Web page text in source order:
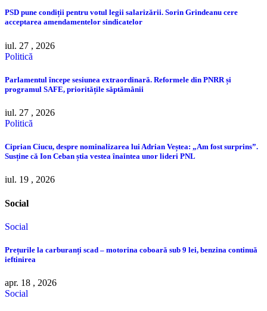
PSD pune condiții pentru votul legii salarizării. Sorin Grindeanu cere
acceptarea amendamentelor sindicatelor
iul. 27 , 2026
Politică
Parlamentul începe sesiunea extraordinară. Reformele din PNRR și
programul SAFE, prioritățile săptămânii
iul. 27 , 2026
Politică
Ciprian Ciucu, despre nominalizarea lui Adrian Veștea: „Am fost surprins”.
Susține că Ion Ceban știa vestea înaintea unor lideri PNL
iul. 19 , 2026
Social
Social
Prețurile la carburanți scad – motorina coboară sub 9 lei, benzina continuă
ieftinirea
apr. 18 , 2026
Social